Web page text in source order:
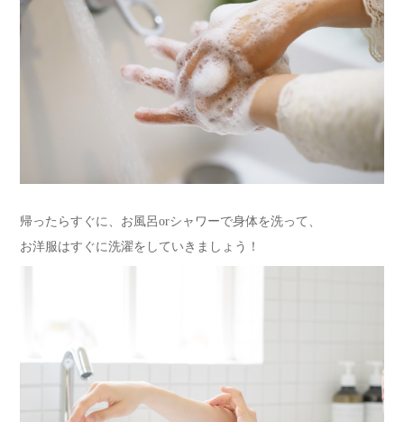
帰ったらすぐに、お風呂orシャワーで身体を洗って、
お洋服はすぐに洗濯をしていきましょう！